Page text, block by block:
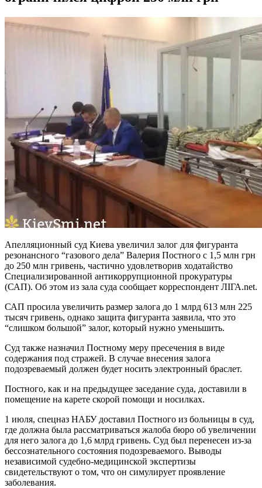
Апелляционный суд Киева увеличил залог для фигуранта
резонансного “газового дела” Валерия Постного с 1,5 млн грн
до 250 млн гривень, частично удовлетворив ходатайство
Специализированной антикоррупционной прокуратуры
(САП). Об этом из зала суда сообщает корреспондент ЛІГА.net.
САП просила увеличить размер залога до 1 млрд 613 млн 225
тысяч гривень, однако защита фигуранта заявила, что это
“слишком большой” залог, который нужно уменьшить.
Суд также назначил Постному меру пресечения в виде
содержания под стражей. В случае внесения залога
подозреваемый должен будет носить электронный браслет.
Постного, как и на предыдущее заседание суда, доставили в
помещение на карете скорой помощи и носилках.
1 июля, спецназ НАБУ доставил Постного из больницы в суд,
где должна была рассматриваться жалоба бюро об увеличении
для него залога до 1,6 млрд гривень. Суд был перенесен из-за
бессознательного состояния подозреваемого. Выводы
независимой судебно-медицинской экспертизы
свидетельствуют о том, что он симулирует проявление
заболевания.